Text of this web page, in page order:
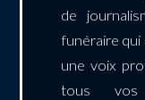
de
funéraire qui
une voix
tous